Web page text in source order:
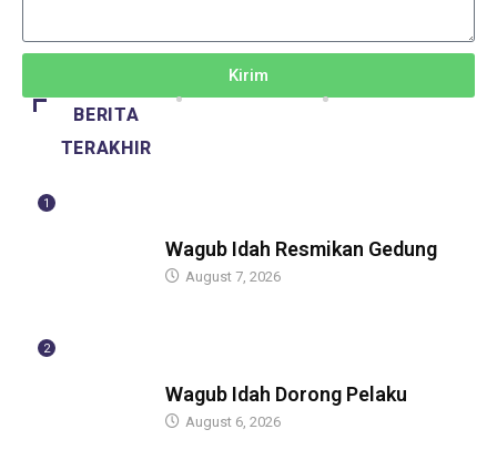
Kirim
BERITA
TERAKHIR
1
Wagub Idah Resmikan Gedung
August 7, 2026
2
Wagub Idah Dorong Pelaku
August 6, 2026